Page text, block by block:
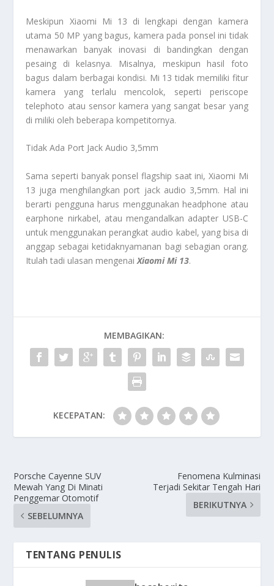
Meskipun Xiaomi Mi 13 di lengkapi dengan kamera
utama 50 MP yang bagus, kamera pada ponsel ini tidak
menawarkan banyak inovasi di bandingkan dengan
pesaing di kelasnya. Misalnya, meskipun hasil foto
bagus dalam berbagai kondisi. Mi 13 tidak memiliki fitur
kamera yang terlalu mencolok, seperti periscope
telephoto atau sensor kamera yang sangat besar yang
di miliki oleh beberapa kompetitornya.
Tidak Ada Port Jack Audio 3,5mm
Sama seperti banyak ponsel flagship saat ini, Xiaomi Mi
13 juga menghilangkan port jack audio 3,5mm. Hal ini
berarti pengguna harus menggunakan headphone atau
earphone nirkabel, atau mengandalkan adapter USB-C
untuk menggunakan perangkat audio kabel, yang bisa di
anggap sebagai ketidaknyamanan bagi sebagian orang.
Itulah tadi ulasan mengenaiXiaomi Mi 13.
MEMBAGIKAN:
KECEPATAN:
Porsche Cayenne SUV
Mewah Yang Di Minati
Penggemar Otomotif
SEBELUMNYA
Fenomena Kulminasi
Terjadi Sekitar Tengah Hari
BERIKUTNYA
TENTANG PENULIS